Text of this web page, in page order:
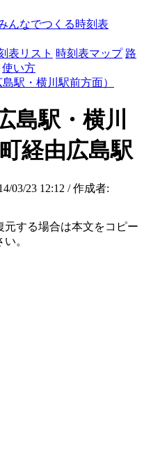
んなでつくる時刻表
表リスト 時刻表マップ 路
使い方
駅・横川駅前方面）
島駅・横川
経由広島駅
03/23 12:12 / 作成者:
元する場合は本文をコピー
。